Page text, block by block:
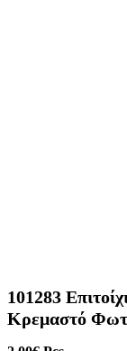
101283
Κρεμαστό